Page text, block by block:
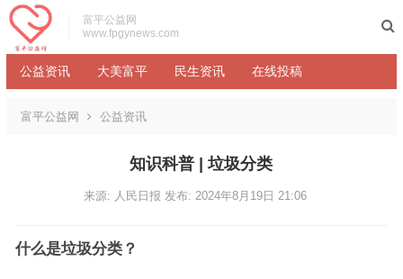
富平公益网
www.fpgynews.com
公益资讯 大美富平 民生资讯 在线投稿
富平公益网 公益资讯
知识科普 | 垃圾分类
来源: 人民日报 发布: 2024年8月19日 21:06
什么是垃圾分类？